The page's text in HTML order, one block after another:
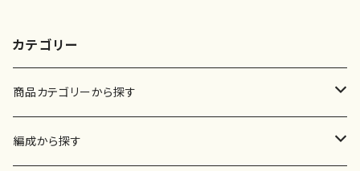
カテゴリー
商品カテゴリーから探す
楽譜
編成から探す